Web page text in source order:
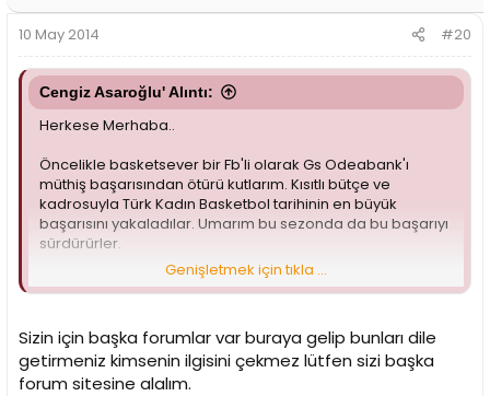
10 May 2014 #20
Cengiz Asaroğlu' Alıntı:
Herkese Merhaba..
Öncelikle basketsever bir Fb'li olarak Gs Odeabank'ı
müthiş başarısından ötürü kutlarım. Kısıtlı bütçe ve
kadrosuyla Türk Kadın Basketbol tarihinin en büyük
başarısını yakaladılar. Umarım bu sezonda da bu başarıyı
sürdürürler.
İzniniz olursa bende daha çok Fb transferleri ve kadro
Genişletmek için tıkla ...
Sizin için başka forumlar var buraya gelip bunları dile
getirmeniz kimsenin ilgisini çekmez lütfen sizi başka
forum sitesine alalım.